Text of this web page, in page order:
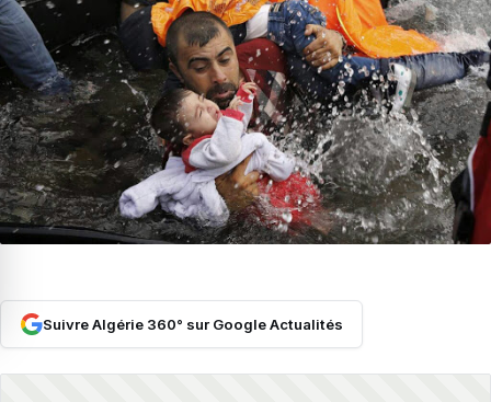
Suivre Algérie 360° sur Google Actualités